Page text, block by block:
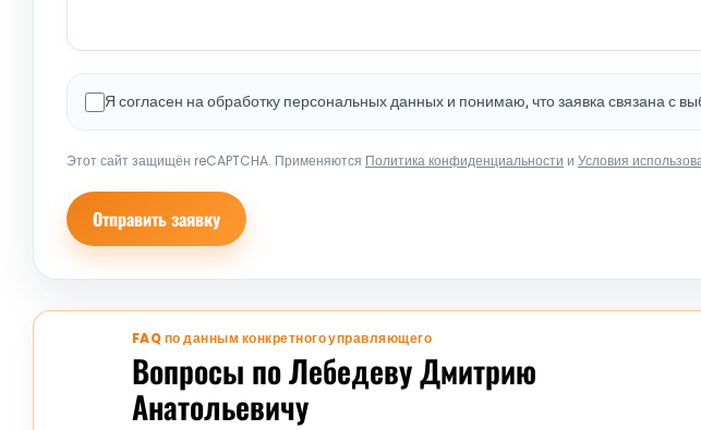
Я согласен на обработку персональных данных и понимаю, что заявка связана
Этот сайт защищён reCAPTCHA. Применяются Политика конфиденциальности и Условия
Отправить заявку
FAQ по данным конкретного управляющего
Вопросы по Лебедеву Дмитрию
Анатольевичу